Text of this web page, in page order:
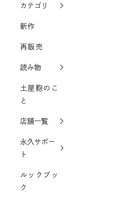
カテゴリ
新作
再販売
読み物
土屋鞄のこ
と
店舗一覧
永久サポー
ト
ルックブッ
ク